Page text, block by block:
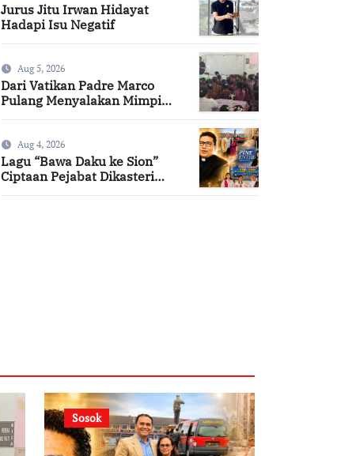
Jurus Jitu Irwan Hidayat
Hadapi Isu Negatif
Aug 5, 2026
Dari Vatikan Padre Marco
Pulang Menyalakan Mimpi
Aug 4, 2026
Lagu “Bawa Daku ke Sion”
Ciptaan Pejabat Dikasteri
Sosok